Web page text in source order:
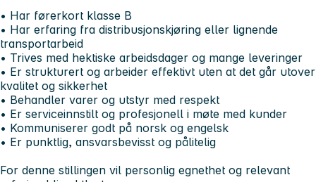
• Har førerkort klasse B
• Har erfaring fra distribusjonskjøring eller lignende
transportarbeid
• Trives med hektiske arbeidsdager og mange leveringer
• Er strukturert og arbeider effektivt uten at det går utover
kvalitet og sikkerhet
• Behandler varer og utstyr med respekt
• Er serviceinnstilt og profesjonell i møte med kunder
• Kommuniserer godt på norsk og engelsk
• Er punktlig, ansvarsbevisst og pålitelig
For denne stillingen vil personlig egnethet og relevant